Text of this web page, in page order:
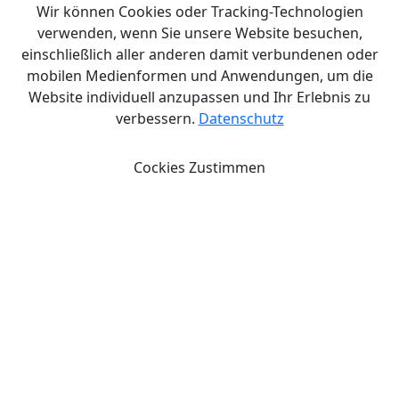
Wir können Cookies oder Tracking-Technologien
verwenden, wenn Sie unsere Website besuchen,
einschließlich aller anderen damit verbundenen oder
mobilen Medienformen und Anwendungen, um die
Website individuell anzupassen und Ihr Erlebnis zu
verbessern. Datenschutz
Cockies Zustimmen